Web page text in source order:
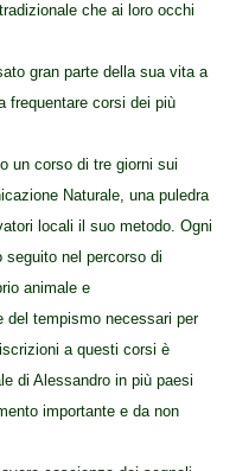
che ai loro occhi
gran parte della sua vita a
frequentare corsi dei più
un corso di tre giorni sui
Naturale, una puledra
locali il suo metodo. Ogni
nel percorso di
animale e
del tempismo necessari per
a questi corsi è
di Alessandro in più paesi
importante e da non